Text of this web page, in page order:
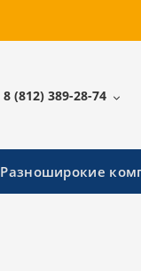
8 (812) 389-28-74
Разноширокие